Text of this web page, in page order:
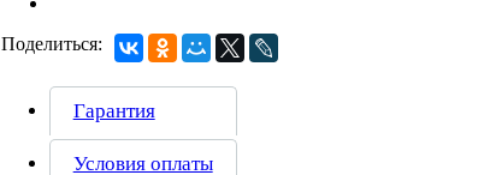
Поделиться:
Гарантия
Условия оплаты